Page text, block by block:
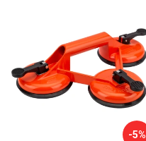
-5%